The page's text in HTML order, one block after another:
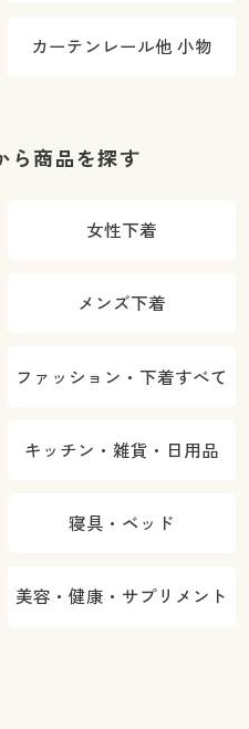
カーテンレール他 小物
ら商品を探す
女性下着
メンズ下着
ファッション・下着すべて
キッチン・雑貨・日用品
寝具・ベッド
美容・健康・サプリメント